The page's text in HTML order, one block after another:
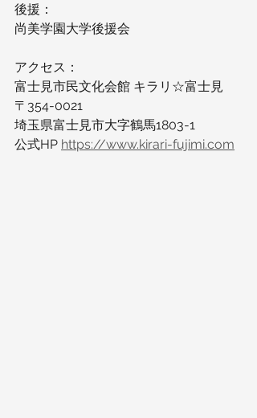
後援：
尚美学園大学後援会
アクセス：
富士見市民文化会館 キラリ☆富士見
〒354-0021
埼玉県富士見市大字鶴馬1803-1
公式HP https://www.kirari-fujimi.com